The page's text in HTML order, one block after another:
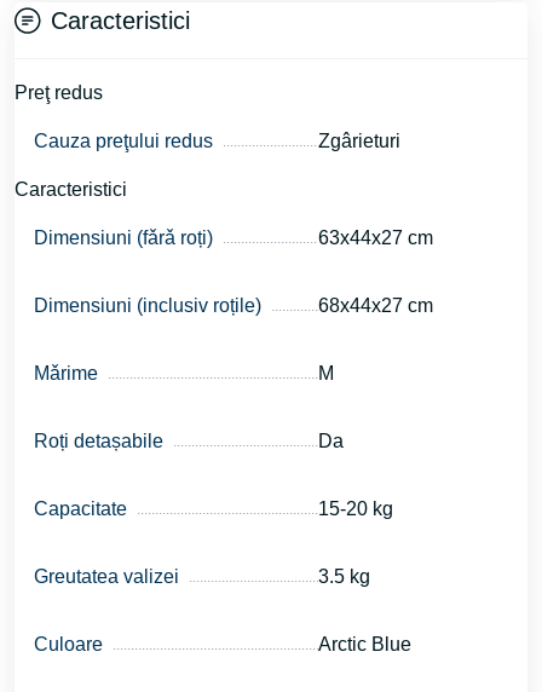
Caracteristici
Preţ redus
Cauza preţului redus Zgârieturi
Caracteristici
Dimensiuni (fǎrǎ roți) 63х44х27 cm
Dimensiuni (inclusiv roțile) 68х44х27 cm
Mǎrime M
Roți detașabile Da
Capacitate 15-20 kg
Greutatea valizei 3.5 kg
Culoare Arctic Blue